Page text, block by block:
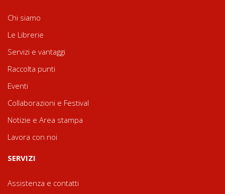
Chi siamo
Le Librerie
Servizi e vantaggi
Raccolta punti
Eventi
Collaborazioni e Festival
Notizie e Area stampa
Lavora con noi
SERVIZI
Assistenza e contatti